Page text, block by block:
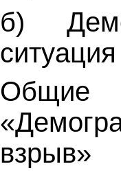
б)
Общие
взрыв»